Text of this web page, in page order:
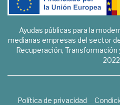
Ayudas públicas para la
medianas empresas del sector
Recuperación,
Política de privacidad